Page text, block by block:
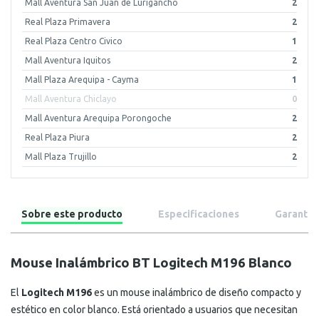
Mall Aventura San Juan de Lurigancho 2
Real Plaza Primavera 2
Real Plaza Centro Civico 1
Mall Aventura Iquitos 2
Mall Plaza Arequipa - Cayma 1
Mall Aventura Chiclayo 0
Mall Aventura Arequipa Porongoche 2
Real Plaza Piura 2
Mall Plaza Trujillo 2
Sobre este producto Especificaciones Garantía
Mouse Inalámbrico BT Logitech M196 Blanco
El Logitech M196es un mouse inalámbrico de diseño compacto y
estético en color blanco. Está orientado a usuarios que necesitan